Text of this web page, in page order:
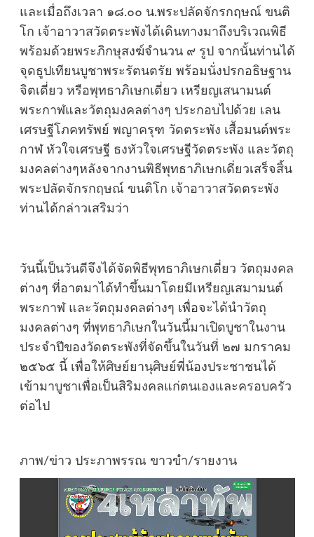
และเมื่อถึงเวลา ๑๘.๐๐ น.พระปลัดจักรกฤษณ์ ขนติ
โก เจ้าอาวาสวัดตระพังได้เดินทางมาถึงบริเวณพิธี
พร้อมด้วยพระภิกษุสงฆ์จำนวน ๙ รูป จากนั้นท่านได้
จุดธูปเทียนบูชาพระรัตนตรัย พร้อมนั่งปรกอธิษฐาน
จิตเดี่ยว หรือพุทธาภิเษกเดี่ยว เหรียญเสนามนต์
พระกาฬและวัตถุมงคลต่างๆ ประกอบไปด้วย เลน
เศรษฐีโภคทรัพย์ พญาครุฑ วัดตระพัง เสื้อมนต์พระ
กาฬ หัวใจเศรษฐี ธงหัวใจเศรษฐีวัดตระพัง และวัตถุ
มงคลต่างๆหลังจากงานพิธีพุทธาภิเษกเดี่ยวเสร็จสิ้น
พระปลัดจักรกฤษณ์ ขนติโก เจ้าอาวาสวัดตระพัง
ท่านได้กล่าวเสริมว่า
วันนี้เป็นวันดีจึงได้จัดพิธีพุทธาภิเษกเดี่ยว วัตถุมงคล
ต่างๆ ที่อาตมาได้ทำขึ้นมาโดยมีเหรียญเสมามนต์
พระกาฬ และวัตถุมงคลต่างๆ เพื่อจะได้นำวัตถุ
มงคลต่างๆ ที่พุทธาภิเษกในวันนี้มาเปิดบูชาในงาน
ประจำปีของวัดตระพังที่จัดขึ้นในวันที่ ๒๗ มกราคม
๒๕๖๕ นี้ เพื่อให้ศิษย์ยานุศิษย์พี่น้องประชาชนได้
เข้ามาบูชาเพื่อเป็นสิริมงคลแก่ตนเองและครอบครัว
ต่อไป
ภาพ/ข่าว ประภาพรรณ ขาวขำ/รายงาน